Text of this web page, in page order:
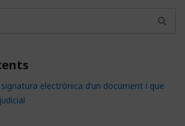
electrònica d’un document i que